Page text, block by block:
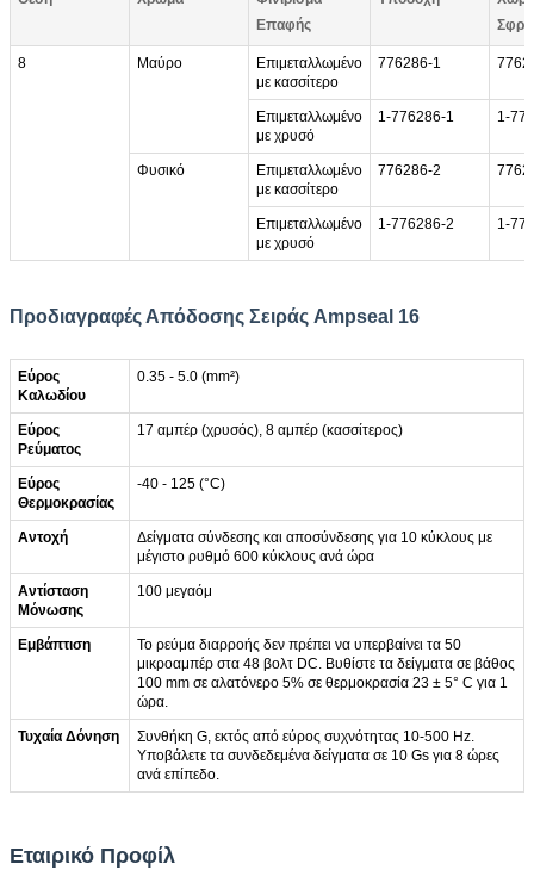
Επαφής
8 Μαύρο
Επιμεταλλωμένο
με κασσίτερο
776286-1
Επιμεταλλωμένο
με χρυσό
1-776286-1 1-
Φυσικό
Επιμεταλλωμένο
με κασσίτερο
776286-2
Επιμεταλλωμένο
με χρυσό
1-776286-2 1-
Προδιαγραφές Απόδοσης Σειράς Ampseal 16
Εύρος
Καλωδίου
0.35 - 5.0 (mm²)
Εύρος
Ρεύματος
17 αμπέρ (χρυσός), 8 αμπέρ (κασσίτερος)
Εύρος
Θερμοκρασίας
-40 - 125 (°C)
Αντοχή
Δείγματα σύνδεσης και αποσύνδεσης για 10 κύκλους με
μέγιστο ρυθμό 600 κύκλους ανά ώρα
Αντίσταση
Μόνωσης
100 μεγαόμ
Εμβάπτιση
Το ρεύμα διαρροής δεν πρέπει να υπερβαίνει τα 50
μικροαμπέρ στα 48 βολτ DC. Βυθίστε τα δείγματα σε βάθος
100 mm σε αλατόνερο 5% σε θερμοκρασία 23 ± 5° C για 1
ώρα.
Τυχαία Δόνηση
Συνθήκη G, εκτός από εύρος συχνότητας 10-500 Hz.
Υποβάλετε τα συνδεδεμένα δείγματα σε 10 Gs για 8 ώρες
ανά επίπεδο.
Εταιρικό Προφίλ